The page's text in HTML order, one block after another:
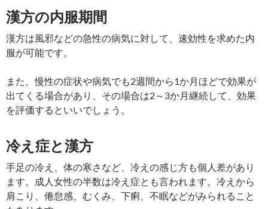
漢方の内服期間
漢方は風邪などの急性の病気に対して、速効性を求めた内
服が可能です。
また、慢性の症状や病気でも2週間から1か月ほどで効果が
出てくる場合があり、その場合は2～3か月継続して、効果
を評価するといいでしょう。
冷え症と漢方
手足の冷え、体の寒さなど、冷えの感じ方も個人差があり
ます。成人女性の半数は冷え症とも言われます。冷えから
肩こり、倦怠感、むくみ、下痢、不眠などがみられること